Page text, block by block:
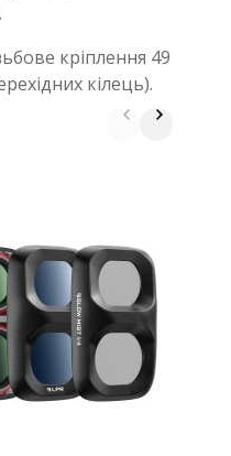
кріплення 49
кілець).